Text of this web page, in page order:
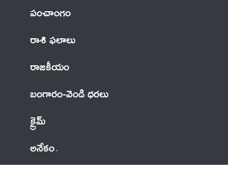
పంచాంగం
రాశి ఫలాలు
రాజకీయం
బంగారం-వెండి ధరలు
క్రైమ్
అనేకం